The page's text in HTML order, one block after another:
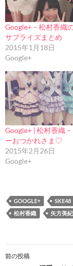
Google+ – 松村香織
サプライズまとめ
2015年1月18日
Google+
Google+ | 松村香織 –
ーおつかれさま♡
2015年2月26日
Google+
GOOGLE+ SKE48
松村香織
矢方美紀
投
前の投稿